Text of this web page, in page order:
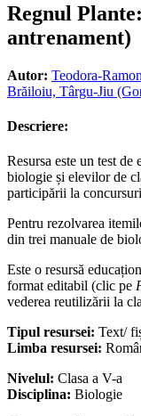
Regnul
antrenament)
Autor: Teodora-
Brăiloiu, Târgu-Jiu
Descriere:
Resursa este un test de
biologie și elevilor de
participării la
Pentru rezolvarea
din trei manuale de
Este o resursă
format editabil (clic pe
vederea reutilizării la
Tipul resursei: Text/
Limba resursei:
Nivelul: Clasa a V-a
Disciplina: Biologie